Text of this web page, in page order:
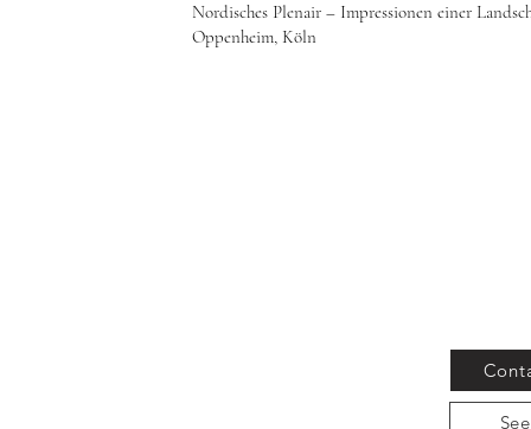
Nordisches Plenair – Impressionen einer
Oppenheim, Köln